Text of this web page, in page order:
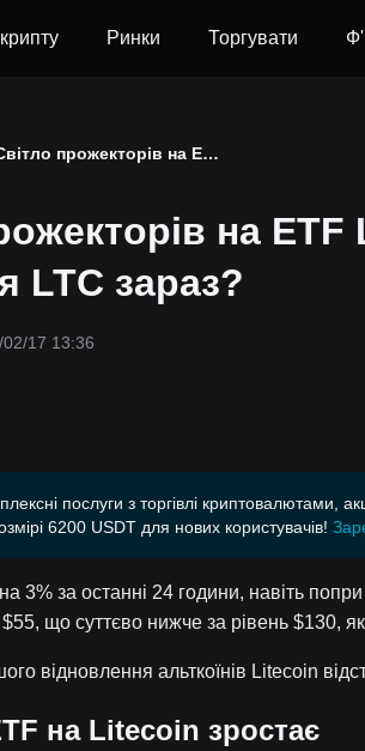
Ринки Торгувати
Світло прожекторів на ETF Litecoin повертається – чи є $55 вигідною ціною для LTC зараз?
на
LTC зараз?
02/17 13:36
послуги з торгівлі криптовалютами,
6200 USDT для нових користувачів!
3% за останні 24 години, навіть
що суттєво нижче за рівень $130,
відновлення альткоїнів Litecoin
на Litecoin зростає